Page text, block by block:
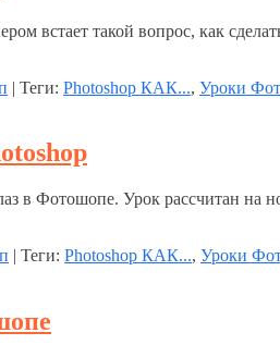
встает такой вопрос, как
| Теги: Photoshop КАК..., Уроки
в Фотошопе. Урок рассчитан
| Теги: Photoshop КАК..., Уроки